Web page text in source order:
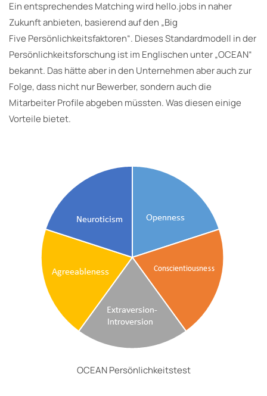
Ein entsprechendes Matching wird hello.jobs in naher
Zukunft anbieten, basierend auf den „Big
Five Persönlichkeitsfaktoren“. Dieses Standardmodell in der
Persönlichkeitsforschung ist im Englischen unter „OCEAN“
bekannt. Das hätte aber in den Unternehmen aber auch zur
Folge, dass nicht nur Bewerber, sondern auch die
Mitarbeiter Profile abgeben müssten. Was diesen einige
Vorteile bietet.
OCEAN Persönlichkeitstest